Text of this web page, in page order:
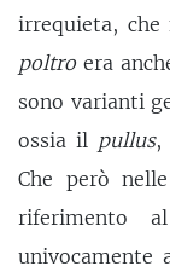
irrequieta,
poltro era
sono varianti
ossia il pullus,
Che però
riferimento
univocamente